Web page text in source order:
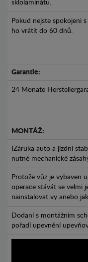
sklolaminátu.
Pokud nejste spokojeni
ho vrátit do 60 dnů.
Garantie:
24 Monate
MONTÁŽ:
IZáruka auto a jízdní
nutné mechanické
Protože vůz je vybaven
operace stávát se velmi
nainstalovat vy anebo
Dodaní s montážním
pořadí upevnění